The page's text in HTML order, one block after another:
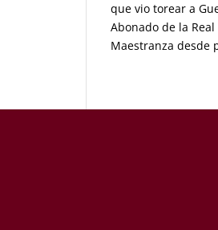
que vio torear a
Abonado de la Real
Maestranza desde